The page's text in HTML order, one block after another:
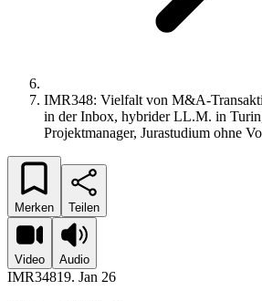
IMR348: Vielfalt von M&A-
in der Inbox, hybrider LL.M. in
Projektmanager, Jurastudium ohne
Merken Teilen
Video Audio
IMR34819. Jan 26